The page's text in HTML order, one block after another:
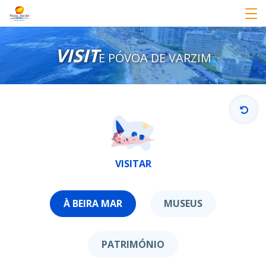
VISITE PÓVOA DE VARZIM
VISITAR
À BEIRA MAR MUSEUS
PATRIMÓNIO